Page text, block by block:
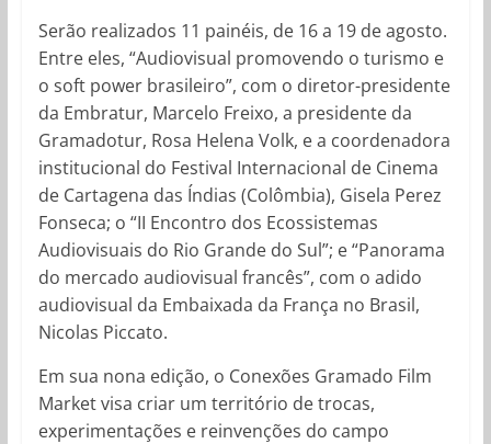
Serão realizados 11 painéis, de 16 a 19 de agosto.
Entre eles, “Audiovisual promovendo o turismo e
o soft power brasileiro”, com o diretor-presidente
da Embratur, Marcelo Freixo, a presidente da
Gramadotur, Rosa Helena Volk, e a coordenadora
institucional do Festival Internacional de Cinema
de Cartagena das Índias (Colômbia), Gisela Perez
Fonseca; o “II Encontro dos Ecossistemas
Audiovisuais do Rio Grande do Sul”; e “Panorama
do mercado audiovisual francês”, com o adido
audiovisual da Embaixada da França no Brasil,
Nicolas Piccato.
Em sua nona edição, o Conexões Gramado Film
Market visa criar um território de trocas,
experimentações e reinvenções do campo